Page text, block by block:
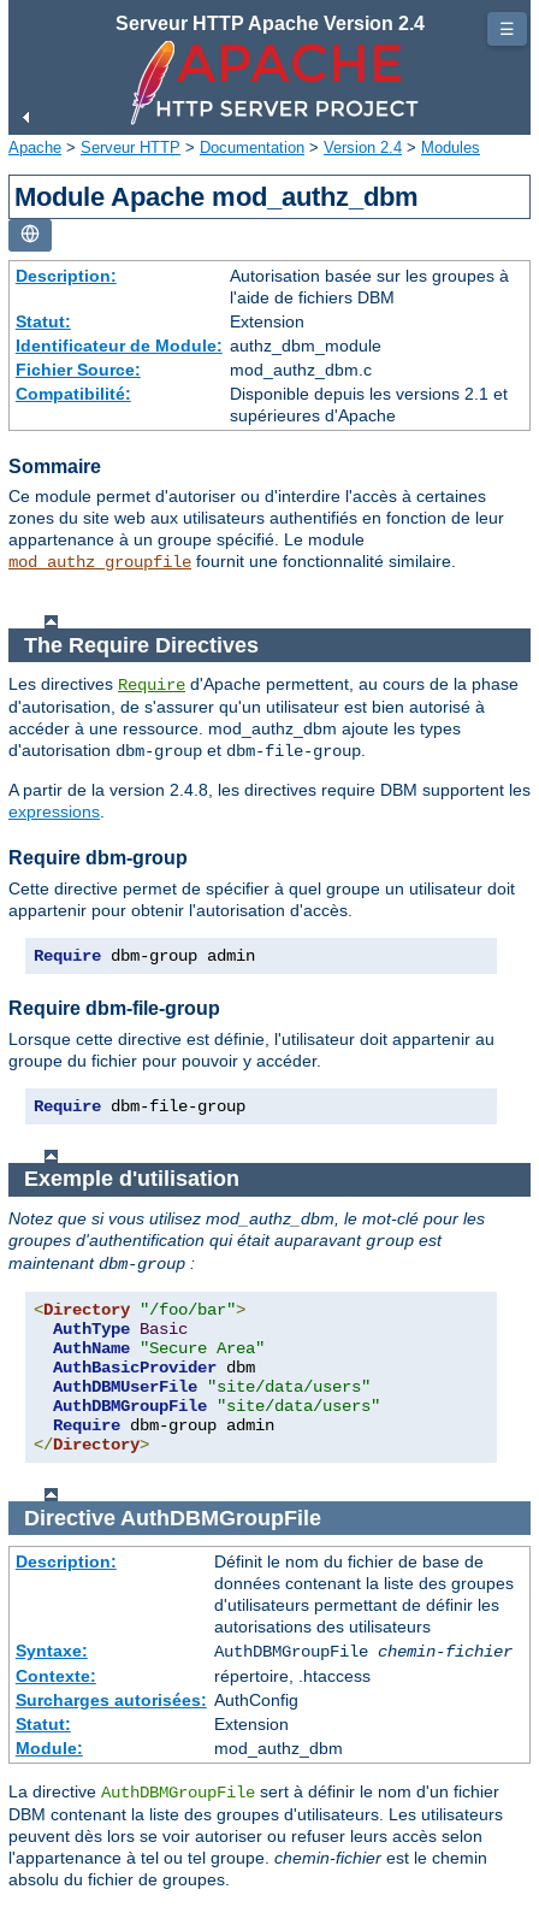
Serveur HTTP Apache Version 2.4
Apache > Serveur HTTP > Documentation > Version 2.4 > Modules
Module Apache mod_authz_dbm
Description:
Autorisation basée sur les groupes à
l'aide de fichiers DBM
Statut:
Extension
Identificateur de Module: authz_dbm_module
Fichier Source:
mod_authz_dbm.c
Compatibilité:
Disponible depuis les versions 2.1 et
supérieures d'Apache
Sommaire
Ce module permet d'autoriser ou d'interdire l'accès à certaines
zones du site web aux utilisateurs authentifiés en fonction de leur
appartenance à un groupe spécifié. Le module
mod_authz_groupfile fournit une fonctionnalité similaire.
The Require Directives
Les directives Require d'Apache permettent, au cours de la phase
d'autorisation, de s'assurer qu'un utilisateur est bien autorisé à
accéder à une ressource. mod_authz_dbm ajoute les types
d'autorisation dbm-group et dbm-file-group.
A partir de la version 2.4.8, les directives require DBM supportent les
expressions.
Require dbm-group
Cette directive permet de spécifier à quel groupe un utilisateur doit
appartenir pour obtenir l'autorisation d'accès.
Require dbm-group admin
Require dbm-file-group
Lorsque cette directive est définie, l'utilisateur doit appartenir au
groupe du fichier pour pouvoir y accéder.
Require dbm-file-group
Exemple d'utilisation
Notez que si vous utilisez mod_authz_dbm, le mot-clé pour les
groupes d'authentification qui était auparavantgroup est
maintenantdbm-group :
<Directory "/foo/bar">
AuthType Basic
AuthName
"Secure Area"
AuthBasicProvider dbm
AuthDBMUserFile
"site/data/users"
AuthDBMGroupFile
"site/data/users"
Require
</Directory>
Directive AuthDBMGroupFile
Description:
Définit le nom du fichier de base de
données contenant la liste des groupes
d'utilisateurs permettant de définir les
autorisations des utilisateurs
Syntaxe:
AuthDBMGroupFile chemin-fichier
Contexte:
répertoire, .htaccess
Surcharges autorisées: AuthConfig
Statut:
Extension
Module:
mod_authz_dbm
La directive AuthDBMGroupFile sert à définir le nom d'un fichier
DBM contenant la liste des groupes d'utilisateurs. Les utilisateurs
peuvent dès lors se voir autoriser ou refuser leurs accès selon
l'appartenance à tel ou tel groupe. chemin-fichier est le chemin
absolu du fichier de groupes.
☰